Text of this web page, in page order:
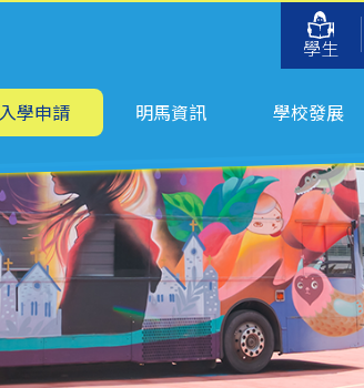
學生
入學申請 明馬資訊 學校發展